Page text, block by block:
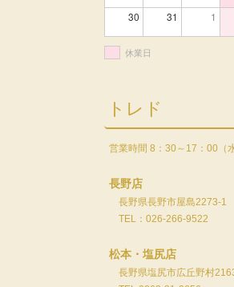
30 31 1
休業日
トレド
営業時間 8：30～17：00（
長野店
長野県長野市屋島2273-1
TEL：026-266-9522
松本・塩尻店
長野県塩尻市広丘野村